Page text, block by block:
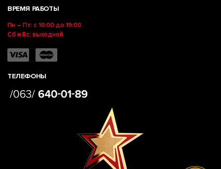
ВРЕМЯ РАБОТЫ
Пн – Пт: с 10:00 до 19:00
Сб и Вс: выходной
ТЕЛЕФОНЫ